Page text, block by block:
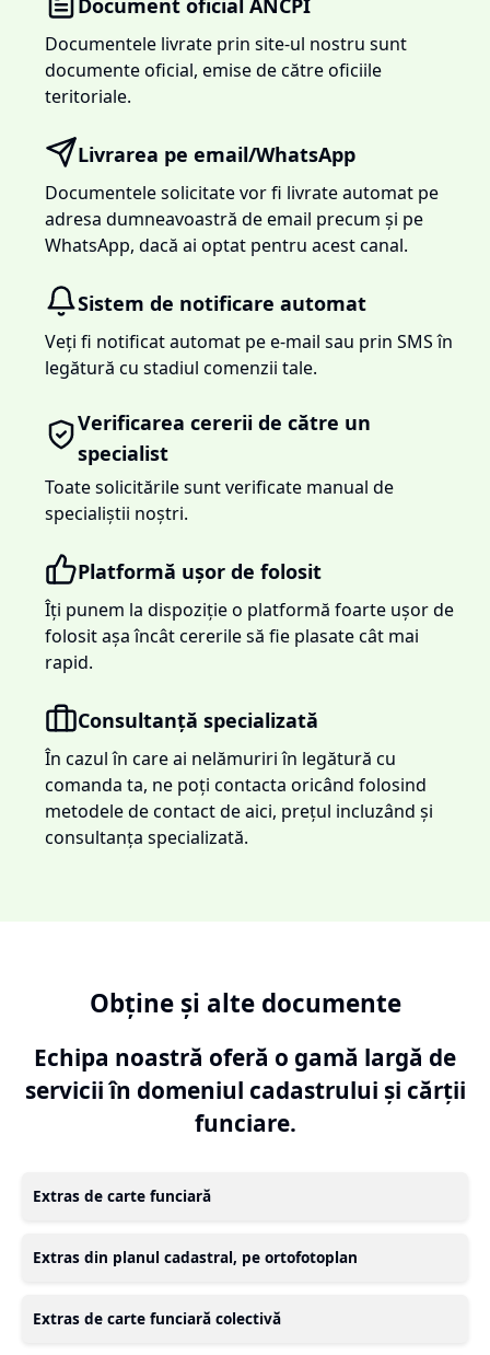
Document oficial ANCPI
Documentele livrate prin site-ul nostru sunt
documente oficial, emise de către oficiile
teritoriale.
Livrarea pe email/WhatsApp
Documentele solicitate vor fi livrate automat pe
adresa dumneavoastră de email precum și pe
WhatsApp, dacă ai optat pentru acest canal.
Sistem de notificare automat
Veți fi notificat automat pe e-mail sau prin SMS în
legătură cu stadiul comenzii tale.
Verificarea cererii de către un
specialist
Toate solicitările sunt verificate manual de
specialiștii noștri.
Platformă ușor de folosit
Îți punem la dispoziție o platformă foarte ușor de
folosit așa încât cererile să fie plasate cât mai
rapid.
Consultanță specializată
În cazul în care ai nelămuriri în legătură cu
comanda ta, ne poți contacta oricând folosind
metodele de contact de aici, prețul incluzând și
consultanța specializată.
Obține și alte documente
Echipa noastră oferă o gamă largă de
servicii în domeniul cadastrului și cărții
funciare.
Extras de carte funciară
Extras din planul cadastral, pe ortofotoplan
Extras de carte funciară colectivă